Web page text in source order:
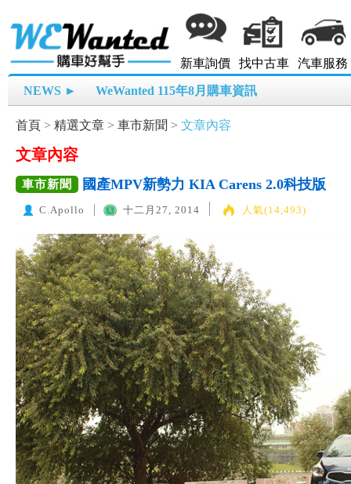
新車詢價 找中古車 汽車服務
NEWS ► WeWanted 115年8月購車資訊
首頁 > 精選文章 > 車市新聞 > 文章內容
文章內容
車市新聞 國產MPV新勢力 KIA Carens 2.0科技版
C.Apollo 十二月27, 2014 人氣(14,493)